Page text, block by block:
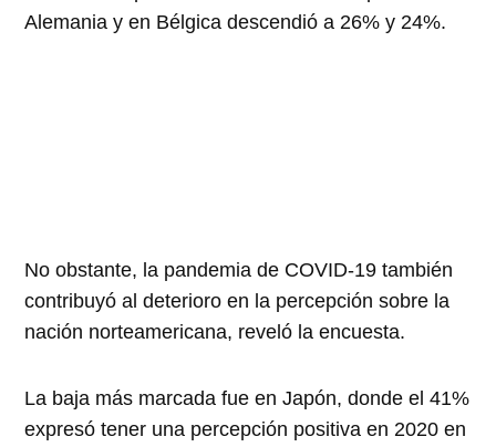
Alemania y en Bélgica descendió a 26% y 24%.
No obstante, la pandemia de COVID-19 también
contribuyó al deterioro en la percepción sobre la
nación norteamericana, reveló la encuesta.
La baja más marcada fue en Japón, donde el 41%
expresó tener una percepción positiva en 2020 en